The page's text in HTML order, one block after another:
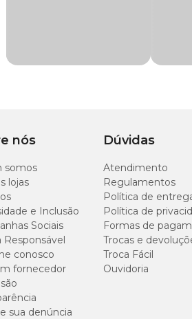
Cachorro
Todas as Raças
Unissex
Pantotenato de Cálcio, Ácido Fólico, Ácido
de Garantia
Bruta (mín.)
(mín.)
Etéreo (mín.)
nós
somos
lojas
e Inclusão
Sociais
Responsável
conosco
fornecedor
sua denúncia
Dúvidas
Atendimento
Regulamentos
Política de
Política de
Formas de
Trocas e
Troca Fácil
Ouvidoria